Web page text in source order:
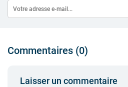
Commentaires (0)
Laisser un commentaire